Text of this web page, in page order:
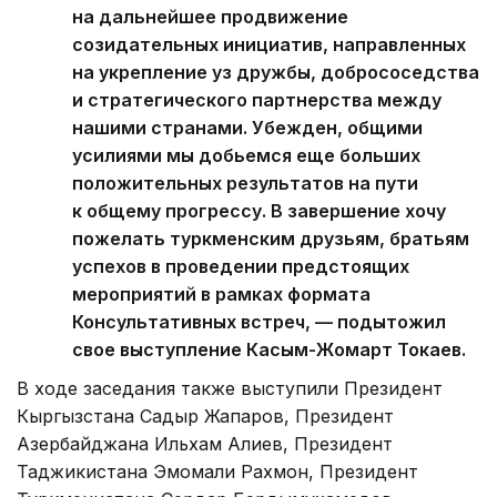
на дальнейшее продвижение
созидательных инициатив, направленных
на укрепление уз дружбы, добрососедства
и стратегического партнерства между
нашими странами. Убежден, общими
усилиями мы добьемся еще больших
положительных результатов на пути
к общему прогрессу. В завершение хочу
пожелать туркменским друзьям, братьям
успехов в проведении предстоящих
мероприятий в рамках формата
Консультативных встреч, — подытожил
свое выступление Касым-Жомарт Токаев.
В ходе заседания также выступили Президент
Кыргызстана Садыр Жапаров, Президент
Азербайджана Ильхам Алиев, Президент
Таджикистана Эмомали Рахмон, Президент